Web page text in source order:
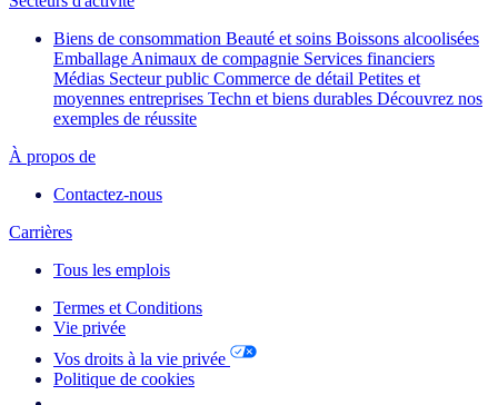
Biens de consommation Beauté et soins Boissons alcoolisées
Emballage Animaux de compagnie Services financiers
Médias Secteur public Commerce de détail Petites et
moyennes entreprises Techn et biens durables Découvrez nos
exemples de réussite
À propos de
Contactez-nous
Carrières
Tous les emplois
Termes et Conditions
Vie privée
Vos droits à la vie privée
Politique de cookies